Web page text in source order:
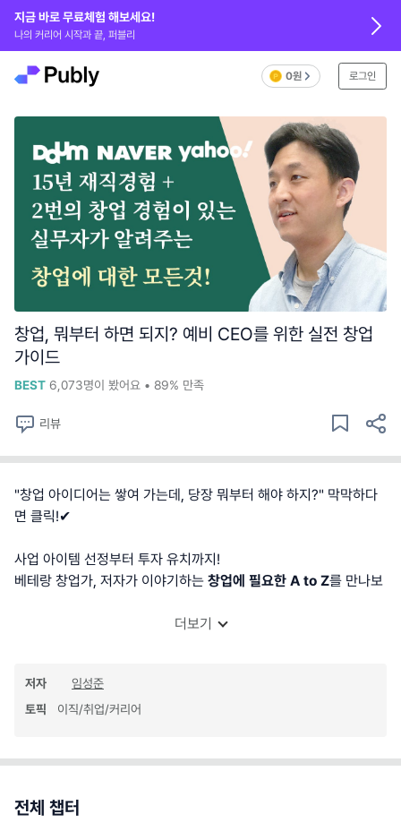
0원 로그인
지금 바로 무료체험 해보세요!
나의 커리어 시작과 끝, 퍼블리
창업, 뭐부터 하면 되지? 예비 CEO를 위한 실전 창업
가이드
BEST 6,073명이 봤어요 • 89% 만족
리뷰
"창업 아이디어는 쌓여 가는데, 당장 뭐부터 해야 하지?" 막막하다
면 클릭!✔︎
사업 아이템 선정부터 투자 유치까지!
베테랑 창업가, 저자가 이야기하는 창업에 필요한 A to Z를 만나보
더보기
저자
임성준
토픽
이직/취업/커리어
전체 챕터